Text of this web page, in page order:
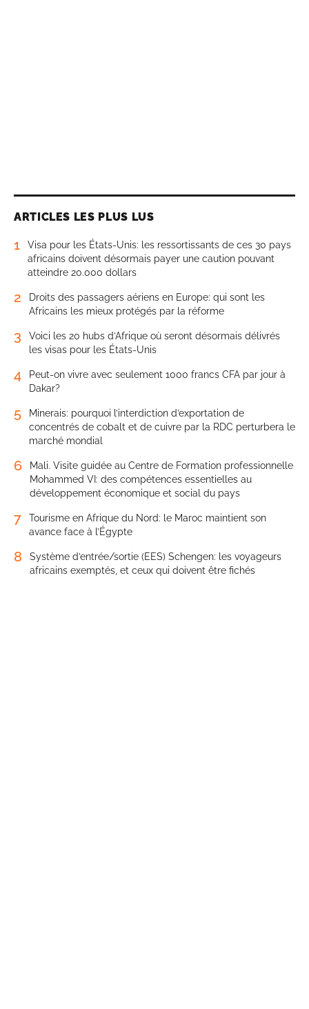
ARTICLES LES PLUS LUS
1
Visa pour les États-Unis: les ressortissants de ces 30 pays
africains doivent désormais payer une caution pouvant
atteindre 20.000 dollars
2
Droits des passagers aériens en Europe: qui sont les
Africains les mieux protégés par la réforme
3
Voici les 20 hubs d’Afrique où seront désormais délivrés
les visas pour les États-Unis
4
Peut-on vivre avec seulement 1000 francs CFA par jour à
Dakar?
5
Minerais: pourquoi l’interdiction d’exportation de
concentrés de cobalt et de cuivre par la RDC perturbera le
marché mondial
6
Mali. Visite guidée au Centre de Formation professionnelle
Mohammed VI: des compétences essentielles au
développement économique et social du pays
7
Tourisme en Afrique du Nord: le Maroc maintient son
avance face à l’Égypte
8
Système d’entrée/sortie (EES) Schengen: les voyageurs
africains exemptés, et ceux qui doivent être fichés